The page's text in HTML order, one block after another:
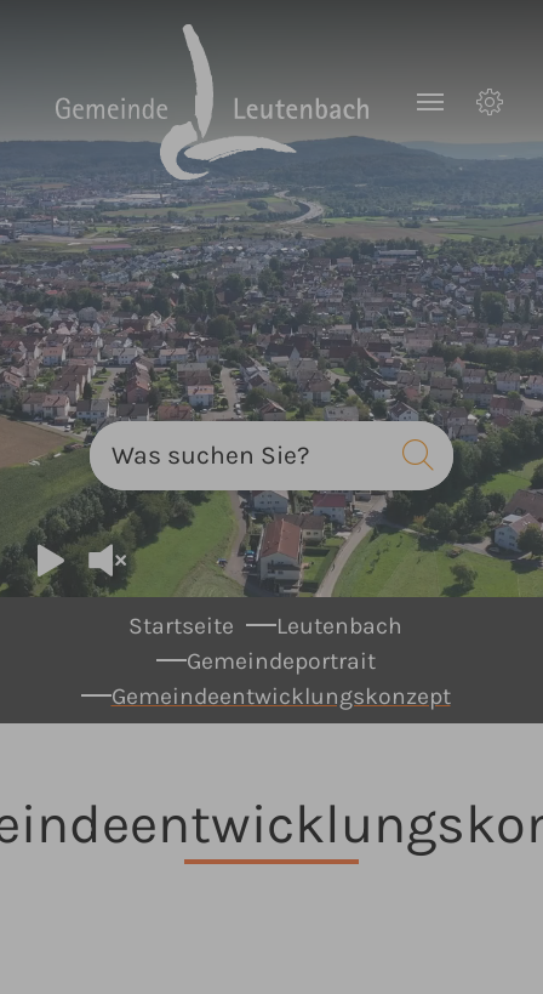
Zum Hauptinhalt springen
Startseite
Leutenbach
Gemeindeportrait
Gemeindeentwicklungskonzept